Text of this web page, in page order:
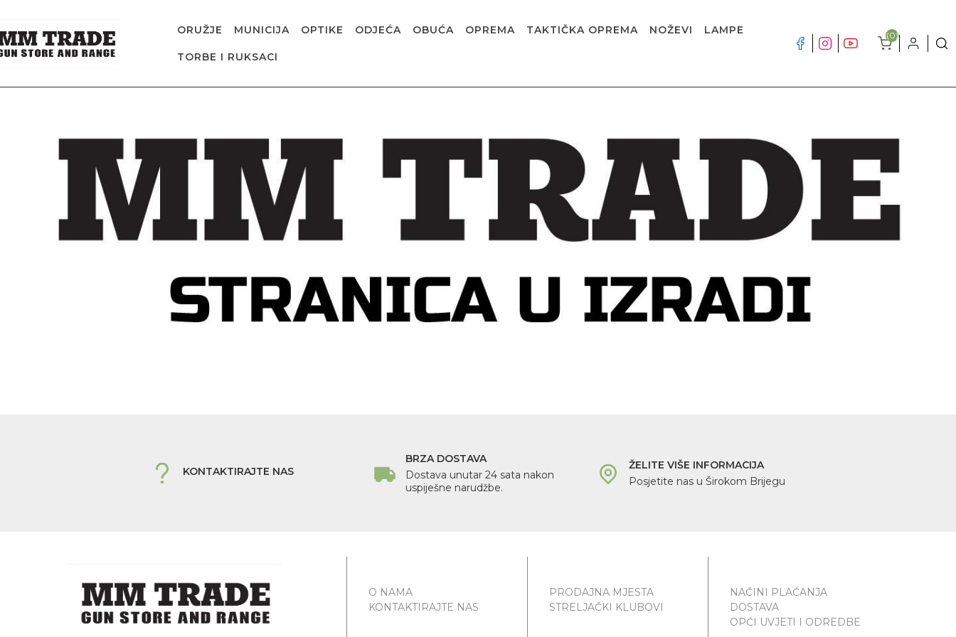
(0)
ORUŽJE MUNICIJA OPTIKE ODJEĆA OBUĆA OPREMA TAKTIČKA OPREMA NOŽEVI LAMPE
TORBE I RUKSACI
KONTAKTIRAJTE NAS
BRZA DOSTAVA
Dostava unutar 24 sata nakon
uspiješne narudžbe.
ŽELITE VIŠE INFORMACIJA
Posjetite nas u Širokom Brijegu
O NAMA
KONTAKTIRAJTE NAS
PRODAJNA MJESTA
STRELJAČKI KLUBOVI
NAČINI PLAĆANJA
DOSTAVA
OPĆI UVJETI I ODREDBE